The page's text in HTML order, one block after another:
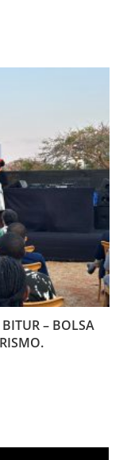
– BOLSA